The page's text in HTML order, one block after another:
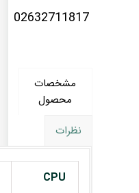
02632711817
مشخصات
محصول
نظرات
CPU